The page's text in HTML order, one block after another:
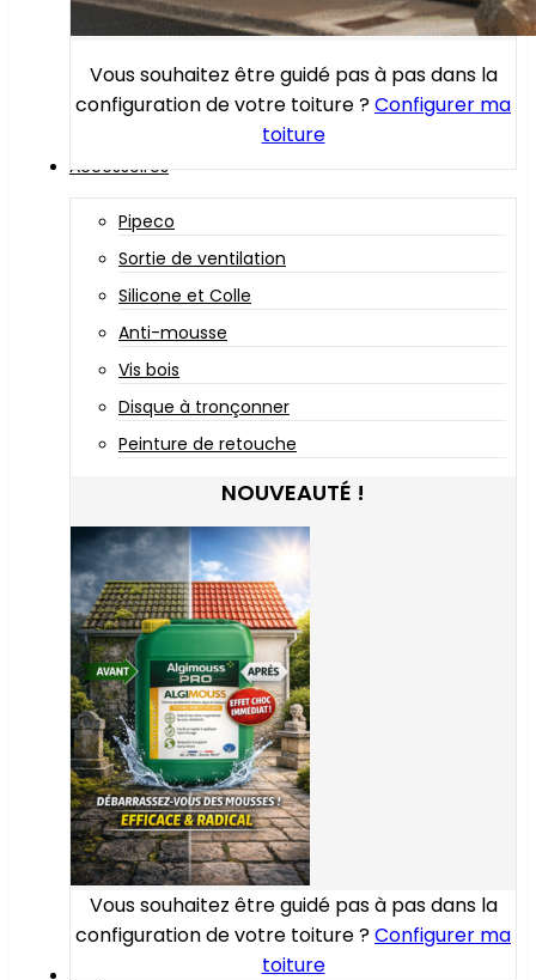
Vous souhaitez être guidé pas à pas dans la
configuration de votre toiture ?Configurer ma
toiture
Accessoires
Pipeco
Sortie de ventilation
Silicone et Colle
Anti-mousse
Vis bois
Disque à tronçonner
Peinture de retouche
NOUVEAUTÉ !
Vous souhaitez être guidé pas à pas dans la
configuration de votre toiture ?Configurer ma
toiture